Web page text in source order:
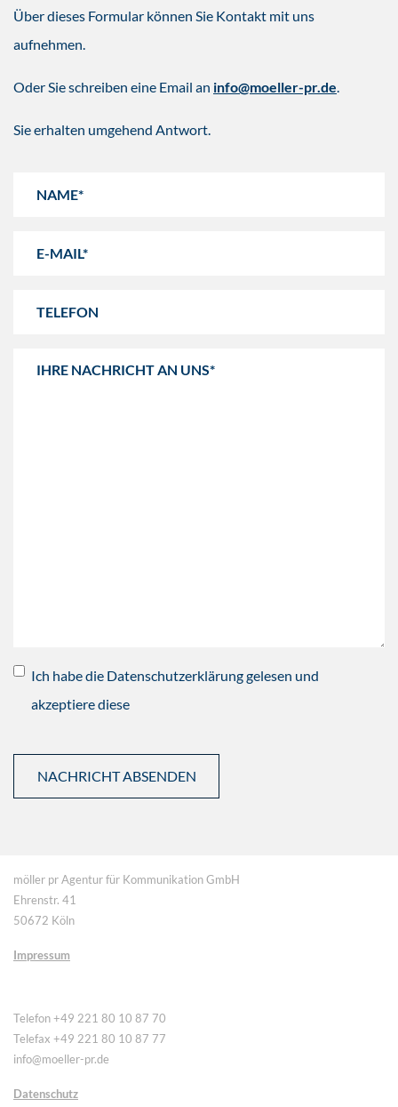
Über dieses Formular können Sie Kontakt mit uns
aufnehmen.
Oder Sie schreiben eine Email an info@moeller-pr.de
Sie erhalten umgehend Antwort.
Ich habe die Datenschutzerklärung gelesen und
akzeptiere diese
möller pr Agentur für Kommunikation GmbH
Ehrenstr. 41
50672 Köln
Impressum
Telefon +49 221 80 10 87 70
Telefax +49 221 80 10 87 77
info@moeller-pr.de
Datenschutz